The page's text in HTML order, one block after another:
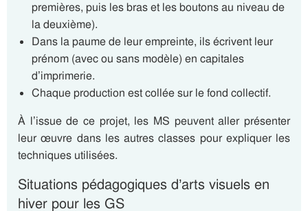
premières, puis les bras et les boutons au niveau de
la deuxième).
Dans la paume de leur empreinte, ils écrivent leur
prénom (avec ou sans modèle) en capitales
d’imprimerie.
Chaque production est collée sur le fond collectif.
À l’issue de ce projet, les MS peuvent aller présenter
leur œuvre dans les autres classes pour expliquer les
techniques utilisées.
Situations pédagogiques d’arts visuels en
hiver pour les GS